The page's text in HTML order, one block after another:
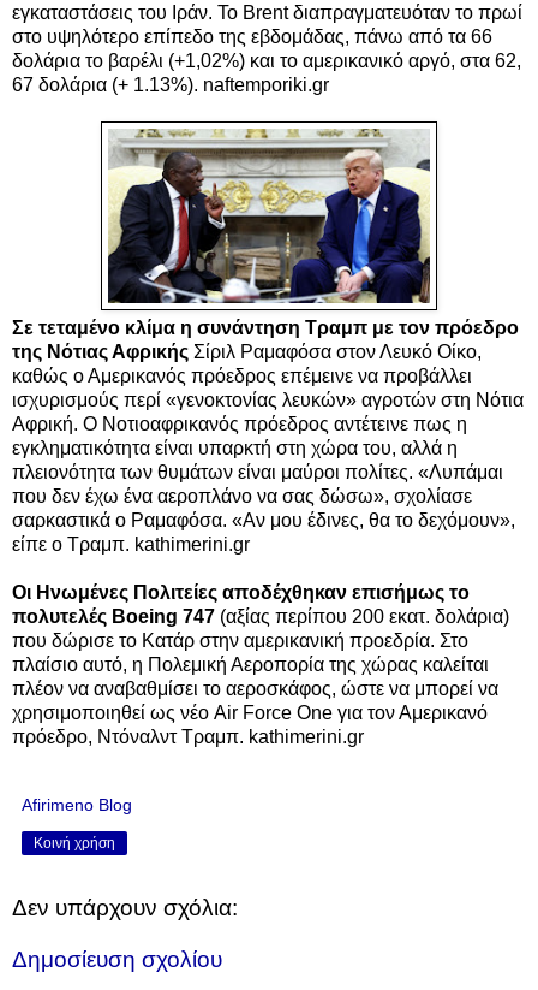
εγκαταστάσεις του Ιράν. Το Brent διαπραγματευόταν το πρωί
στο υψηλότερο επίπεδο της εβδομάδας, πάνω από τα 66
δολάρια το βαρέλι (+1,02%) και το αμερικανικό αργό, στα 62,
67 δολάρια (+ 1.13%). naftemporiki.gr
Σε τεταμένο κλίμα η συνάντηση Τραμπ με τον πρόεδρο
της Νότιας Αφρικής Σίριλ Ραμαφόσα στον Λευκό Οίκο,
καθώς ο Αμερικανός πρόεδρος επέμεινε να προβάλλει
ισχυρισμούς περί «γενοκτονίας λευκών» αγροτών στη Νότια
Αφρική. Ο Νοτιοαφρικανός πρόεδρος αντέτεινε πως η
εγκληματικότητα είναι υπαρκτή στη χώρα του, αλλά η
πλειονότητα των θυμάτων είναι μαύροι πολίτες. «Λυπάμαι
που δεν έχω ένα αεροπλάνο να σας δώσω», σχολίασε
σαρκαστικά ο Ραμαφόσα. «Αν μου έδινες, θα το δεχόμουν»,
είπε ο Τραμπ. kathimerini.gr
Οι Ηνωμένες Πολιτείες αποδέχθηκαν επισήμως το
πολυτελές Boeing 747 (αξίας περίπου 200 εκατ. δολάρια)
που δώρισε το Κατάρ στην αμερικανική προεδρία. Στο
πλαίσιο αυτό, η Πολεμική Αεροπορία της χώρας καλείται
πλέον να αναβαθμίσει το αεροσκάφος, ώστε να μπορεί να
χρησιμοποιηθεί ως νέο Air Force One για τον Αμερικανό
πρόεδρο, Ντόναλντ Τραμπ. kathimerini.gr
Afirimeno Blog
Κοινή χρήση
Δεν υπάρχουν σχόλια:
Δημοσίευση σχολίου